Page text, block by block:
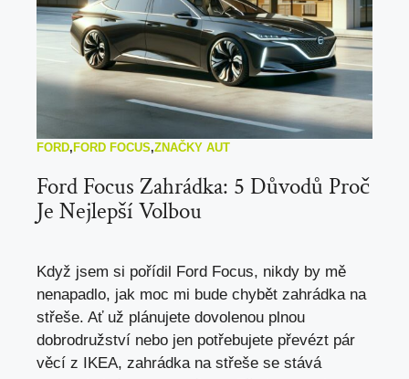
FORD,FORD FOCUS,ZNAČKY AUT
Ford Focus Zahrádka: 5 Důvodů Proč
Je Nejlepší Volbou
Když jsem si pořídil Ford Focus, nikdy by mě
nenapadlo, jak moc mi bude chybět zahrádka na
střeše. Ať už plánujete dovolenou plnou
dobrodružství nebo jen potřebujete převézt pár
věcí z IKEA, zahrádka na střeše se stává